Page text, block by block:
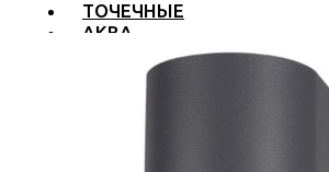
ТОЧЕЧНЫЕ
АКВА
ТРЕКОВЫЕ
ТОРШЕРЫ И ЛАМПЫ
LED PREMIUM